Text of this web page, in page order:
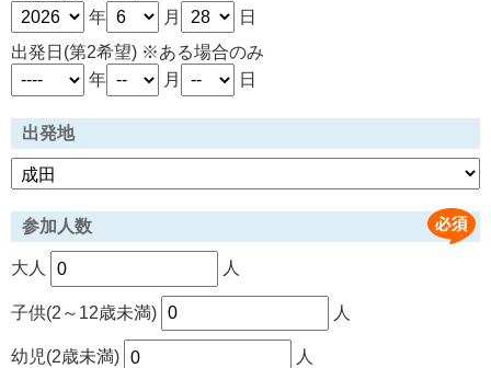
年
月
日
出発日(第2希望) ※ある場合のみ
年
月 日
出発地
参加人数
大人 人
子供(2～12歳未満) 人
幼児(2歳未満) 人